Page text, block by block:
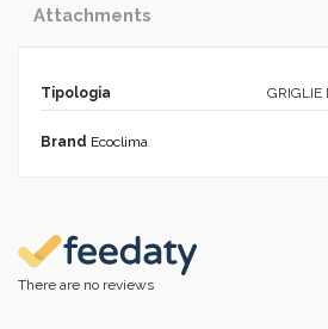
Attachments
Tipologia GRIGLIE
Brand Ecoclima
There are no reviews